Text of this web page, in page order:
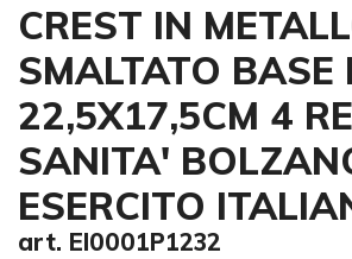
CREST IN
SMALTATO BASE
22,5X17,5CM 4
SANITA'
ESERCITO
art. EI0001P1232